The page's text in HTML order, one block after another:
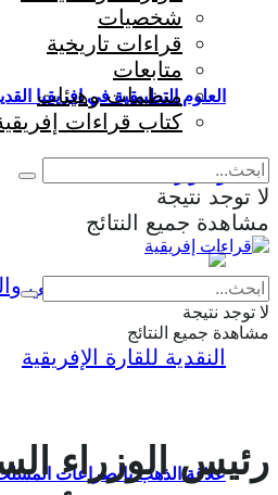
العلوم التطبيقية في إفريقيا
والمؤثرات
علاقة الذهب بالصراعات
شخصيات
قراءات تاريخية
متابعات
منظمات وهيئات
كتاب قراءات
لا توجد نتيجة
مشاهدة جميع النتائج
لا توجد نتيجة
مشاهدة جميع النتائج
رئيس الوزراء